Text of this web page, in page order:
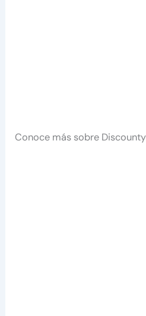
Conoce más sobre Discounty